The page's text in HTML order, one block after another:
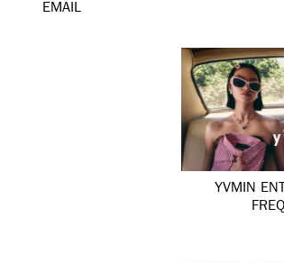
EMAIL
YVMIN